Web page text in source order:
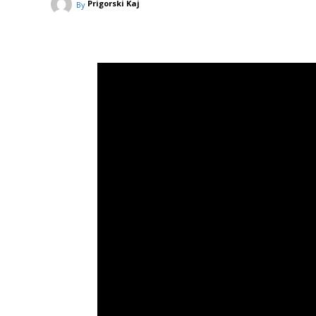
By Prigorski Kaj